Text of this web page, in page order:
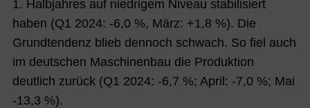
1. Halbjahres auf niedrigem Niveau stabilisiert
haben (Q1 2024: -6,0 %, März: +1,8 %). Die
Grundtendenz blieb dennoch schwach. So fiel auch
im deutschen Maschinenbau die Produktion
deutlich zurück (Q1 2024: -6,7 %; April : -7,0 %; Mai
-13,3 %).